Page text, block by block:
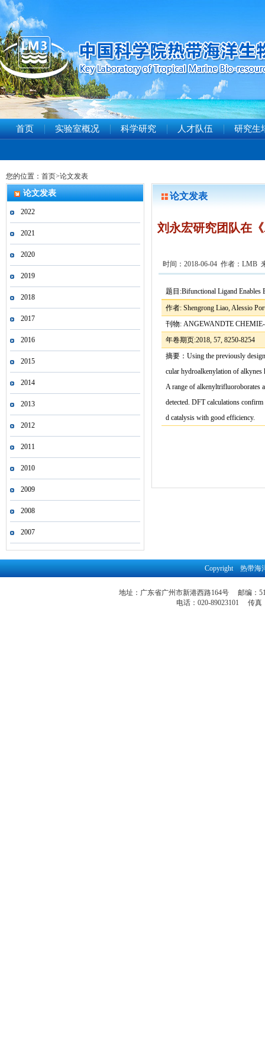
首页 实验室概况 科学研究 人才队伍 研究生
您的位置： 首页>论文发表
论文发表
2022
2021
2020
2019
2018
2017
2016
2015
2014
2013
2012
2011
2010
2009
2008
2007
论文发表
刘永宏研究团队在
时间：2018-06-04 作者：LMB
题目 :Bifunctional Ligand Enables
作者: Shengrong Liao, Alessio
刊物: ANGEWANDTE
年卷期页:2018, 57, 8250-8254
摘要： Using the previously
cular hydroalkenylation of alkynes
A range of alkenyltrifluoroborates
detected. DFT calculations
d catalysis with good efficiency.
Copyright 热带海
地址：广东省广州市新港西路164号 邮编：
电话：020-89023101 传真